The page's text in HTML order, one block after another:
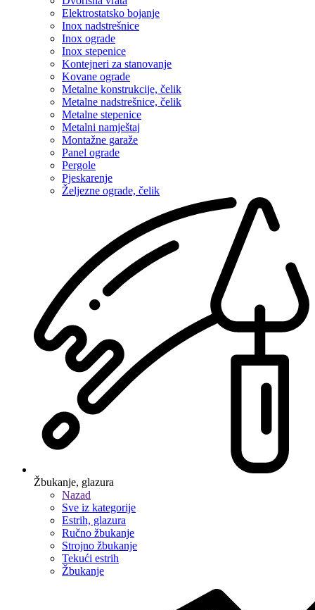
Elektrostatsko bojanje
Inox nadstrešnice
Inox ograde
Inox stepenice
Kontejneri za stanovanje
Kovane ograde
Metalne konstrukcije, čelik
Metalne nadstrešnice, čelik
Metalne stepenice
Metalni namještaj
Montažne garaže
Panel ograde
Pergole
Pjeskarenje
Željezne ograde, čelik
Žbukanje, glazura
Nazad
Sve iz kategorije
Estrih, glazura
Ručno žbukanje
Strojno žbukanje
Tekući estrih
Žbukanje